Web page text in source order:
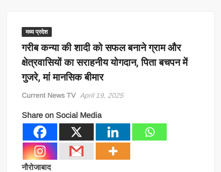
मध्य प्रदेश
गरीब कन्या की शादी को सफल बनाने ग्राम और
क्षेत्रवासियों का सराहनीय योगदान, पिता बचपन में
गुजरे, मां मानसिक बीमार
Current News TV April 19, 2025
Share on Social Media
नौरोजाबाद